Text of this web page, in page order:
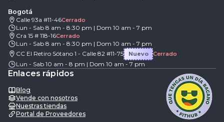
Bogotá
Calle 93a #11-46Cerrado
Lun - Sab 8 am - 8:30 pm | Dom 10 am - 7 pm
Cra 15 # 118-16Cerrado
Lun - Sab 8 am - 8:30 pm | Dom 10 am - 7 pm
CC El Retiro Sótano 1 - Calle 82 #11-75
Nuevo Cerrado
Lun - Sab 10 am - 8 pm | Dom 10 am - 7 pm
Enlaces rápidos
Blog
Vende con nosotros
Nuestras tiendas
Portal de Proveedores